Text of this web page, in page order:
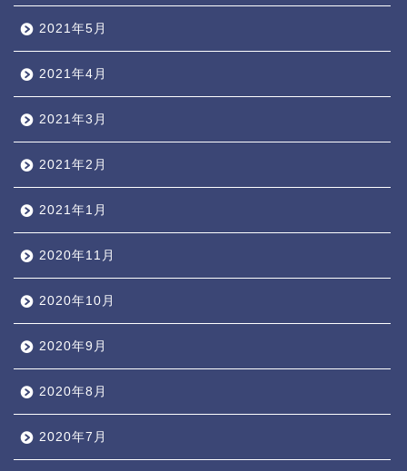
2021年5月
2021年4月
2021年3月
2021年2月
2021年1月
2020年11月
2020年10月
2020年9月
2020年8月
2020年7月